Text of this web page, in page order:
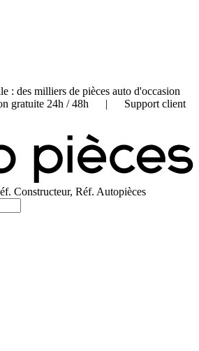
: des milliers de pièces auto d'occasion
gratuite 24h / 48h | Support client
Constructeur, Réf. Autopièces